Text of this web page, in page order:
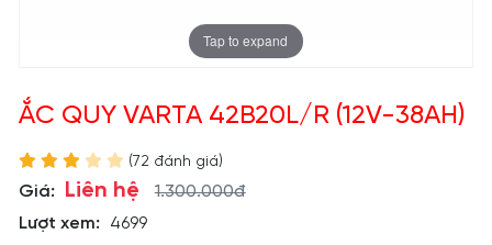
Tap to expand
ẮC QUY VARTA 42B20L/R (12V-38AH)
(72 đánh giá)
Giá: Liên hệ
1.300.000đ
Lượt xem:
4699